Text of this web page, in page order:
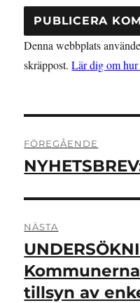
Denna webbplats
skräppost.Lär dig om hur
FÖREGÅENDE
Föregående
NÄSTA
Nästa
inlägg:
tillsyn av